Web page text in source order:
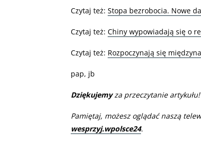
Czytaj też: Stopa bezrobocia. Nowe
Czytaj też: Chiny wypowiadają się o
Czytaj też: Rozpoczynają się
pap, jb
Dziękujemyza przeczytanie artykułu!
Pamiętaj, możesz oglądać naszą
wesprzyj.wpolsce24.